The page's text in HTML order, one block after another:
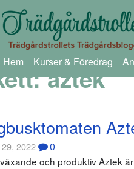
Hem Kurser & Föredrag
aztek
2022 0
och produktiv Aztek